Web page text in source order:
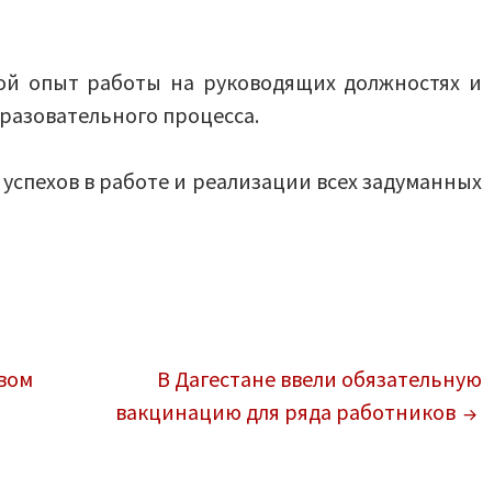
опыт работы на руководящих должностях и
процесса.
в работе и реализации всех задуманных
В Дагестане ввели обязательную
вакцинацию для ряда работников